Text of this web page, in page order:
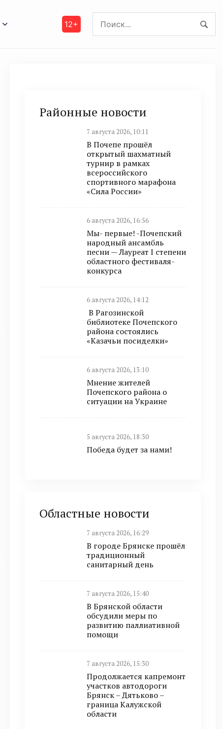
12+
Районные новости
7 августа 2026, 10:11
В Почепе прошёл
открытый шахматный
турнир в рамках
всероссийского
спортивного марафона
«Сила России»
6 августа 2026, 16:56
Мы- первые! -Почепский
народный ансамбль
песни — Лауреат I степени
областного фестиваля-
конкурса
6 августа 2026, 14:12
В Рагозинской
библиотеке Почепского
района состоялись
«Казачьи посиделки»
6 августа 2026, 13:10
Мнение жителей
Почепского района о
ситуации на Украине
5 августа 2026, 18:30
Победа будет за нами!
Областные новости
7 августа 2026, 16:29
В городе Брянске прошёл
традиционный
санитарный день
7 августа 2026, 15:40
В Брянской области
обсудили меры по
развитию паллиативной
помощи
7 августа 2026, 15:30
Продолжается капремонт
участков автодороги
Брянск – Дятьково –
граница Калужской
области